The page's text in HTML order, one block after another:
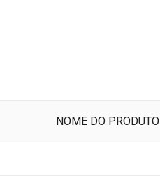
NOME DO PRODUTO